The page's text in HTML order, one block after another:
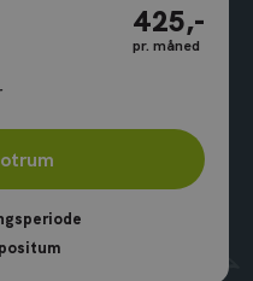
425,-
pr. måned